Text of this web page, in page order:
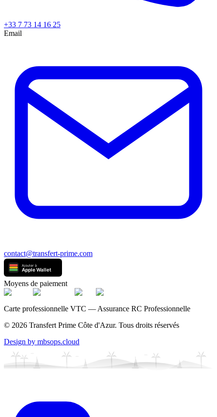
+33 7 73 14 16 25
Email
contact@transfert-prime.com
Moyens de paiement
Carte professionnelle VTC — Assurance RC Professionnelle
© 2026 Transfert Prime Côte d'Azur. Tous droits réservés
Design by mbsops.cloud